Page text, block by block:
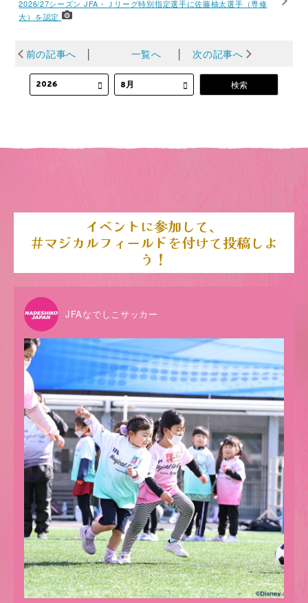
2026/27シーズン JFA・Ｊリーグ特別指定選手に佐藤柚太選手（専修
大）を認定
前の記事へ 一覧へ 次の記事へ
イベントに参加して、
＃マジカルフィールドを付けて投稿しよ
う！
JFAなでしこサッカー